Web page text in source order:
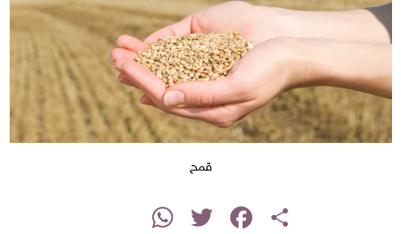
قمح
Share
Facebook
Twitter
WhatsApp